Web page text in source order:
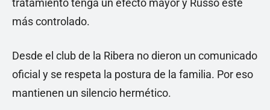
tratamiento tenga un efecto mayor y Russo esté
más controlado.
Desde el club de la Ribera no dieron un comunicado
oficial y se respeta la postura de la familia. Por eso
mantienen un silencio hermético.